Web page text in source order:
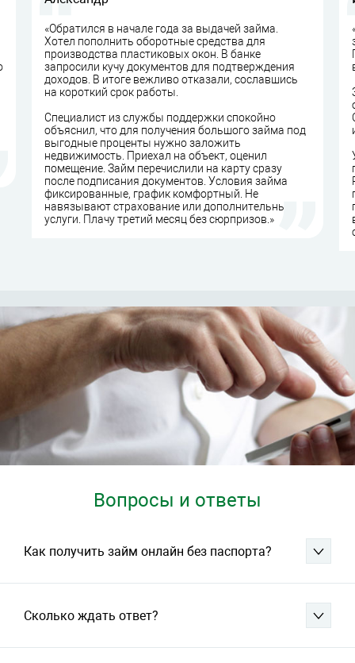
«Обратился в начале года за выдачей займа.
Хотел пополнить оборотные средства для
производства пластиковых окон. В банке
запросили кучу документов для подтверждения
доходов. В итоге вежливо отказали, сославшись
на короткий срок работы.
Специалист из службы поддержки спокойно
объяснил, что для получения большого займа под
выгодные проценты нужно заложить
недвижимость. Приехал на объект, оценил
помещение. Займ перечислили на карту сразу
после подписания документов. Условия займа
фиксированные, график комфортный. Не
навязывают страхование или дополнительные
услуги. Плачу третий месяц без сюрпризов.»
Вопросы и ответы
Как получить займ онлайн без паспорта?
Сколько ждать ответ?